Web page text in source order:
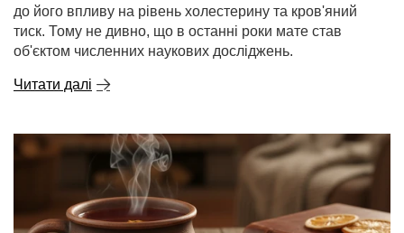
до його впливу на рівень холестерину та кров'яний
тиск. Тому не дивно, що в останні роки мате став
об'єктом численних наукових досліджень.
Читати далі